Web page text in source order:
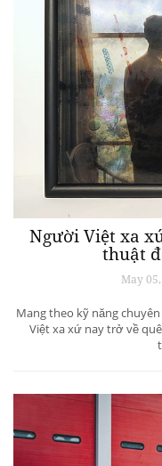
Người Việt xa
thuật
May
Mang theo kỹ năng
Việt xa xứ nay trở về